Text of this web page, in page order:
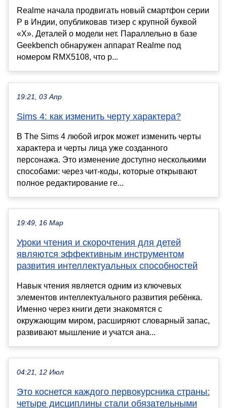
Realme начала продвигать новый смартфон серии
P в Индии, опубликовав тизер с крупной буквой
«X». Деталей о модели нет. Параллельно в базе
Geekbench обнаружен аппарат Realme под
номером RMX5108, что р...
19:21, 03 Апр
Sims 4: как изменить черту характера?
В The Sims 4 любой игрок может изменить черты
характера и черты лица уже созданного
персонажа. Это изменение доступно несколькими
способами: через чит-коды, которые открывают
полное редактирование ге...
19:49, 16 Мар
Уроки чтения и скорочтения для детей
являются эффективным инструментом
развития интеллектуальных способностей
Навык чтения является одним из ключевых
элементов интеллектуального развития ребёнка.
Именно через книги дети знакомятся с
окружающим миром, расширяют словарный запас,
развивают мышление и учатся ана...
04:21, 12 Июл
Это коснется каждого первокурсника страны:
четыре дисциплины стали обязательными